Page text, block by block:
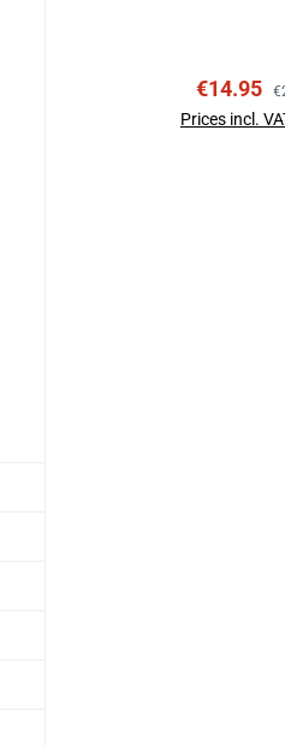
oben und
HotWire-
Sale
€14.95
Prices incl.